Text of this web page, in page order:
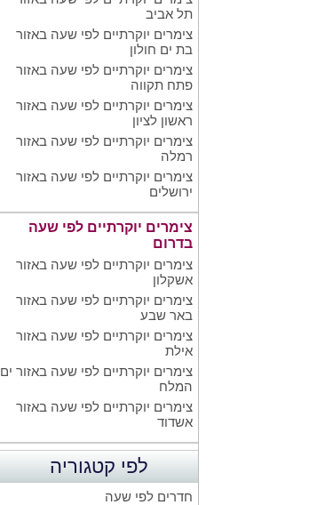
תל אביב
צימרים יוקרתיים לפי שעה באזור
בת ים חולון
צימרים יוקרתיים לפי שעה באזור
פתח תקווה
צימרים יוקרתיים לפי שעה באזור
ראשון לציון
צימרים יוקרתיים לפי שעה באזור
רמלה
צימרים יוקרתיים לפי שעה באזור
ירושלים
צימרים יוקרתיים לפי שעה
בדרום
צימרים יוקרתיים לפי שעה באזור
אשקלון
צימרים יוקרתיים לפי שעה באזור
באר שבע
צימרים יוקרתיים לפי שעה באזור
אילת
צימרים יוקרתיים לפי שעה באזור ים
המלח
צימרים יוקרתיים לפי שעה באזור
אשדוד
לפי קטגוריה
חדרים לפי שעה